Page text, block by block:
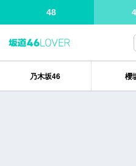
48
乃木坂46 櫻